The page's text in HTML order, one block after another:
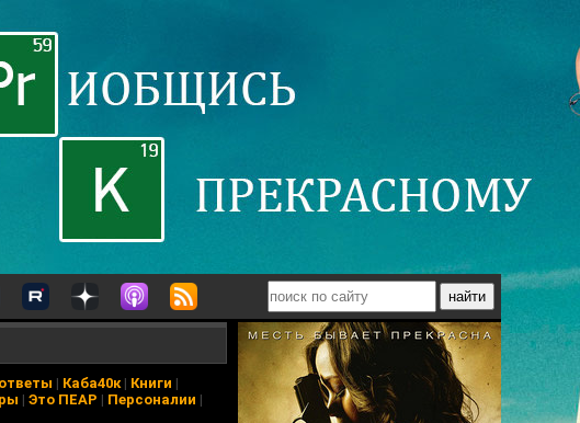
| Каба40к| Книги |
| Это ПЕАР | Персоналии |